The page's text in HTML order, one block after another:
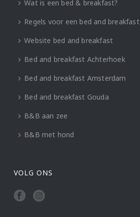
Wat is een bed & breakfast?
Regels voor een bed and breakfast
Website bed and breakfast
Bed and breakfast Achterhoek
Bed and breakfast Amsterdam
Bed and breakfast Gouda
B&B aan zee
B&B met hond
VOLG ONS